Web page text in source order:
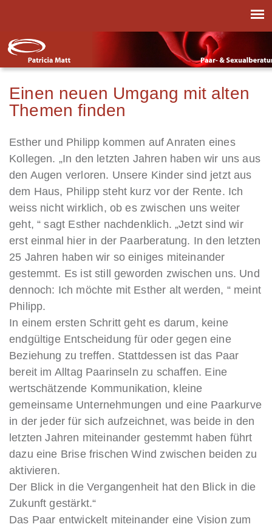
Einen neuen Umgang mit alten
Themen finden
Esther und Philipp kommen auf Anraten eines
Kollegen. „In den letzten Jahren haben wir uns aus
den Augen verloren. Unsere Kinder sind jetzt aus
dem Haus, Philipp steht kurz vor der Rente. Ich
weiss nicht wirklich, ob es zwischen uns weiter
geht, “ sagt Esther nachdenklich. „Jetzt sind wir
erst einmal hier in der Paarberatung. In den letzten
25 Jahren haben wir so einiges miteinander
gestemmt. Es ist still geworden zwischen uns. Und
dennoch: Ich möchte mit Esther alt werden, “ meint
Philipp.
In einem ersten Schritt geht es darum, keine
endgültige Entscheidung für oder gegen eine
Beziehung zu treffen. Stattdessen ist das Paar
bereit im Alltag Paarinseln zu schaffen. Eine
wertschätzende Kommunikation, kleine
gemeinsame Unternehmungen und eine Paarkurve
in der jeder für sich aufzeichnet, was beide in den
letzten Jahren miteinander gestemmt haben führt
dazu eine Brise frischen Wind zwischen beiden zu
aktivieren.
Der Blick in die Vergangenheit hat den Blick in die
Zukunft gestärkt.“
Das Paar entwickelt miteinander eine Vision zum